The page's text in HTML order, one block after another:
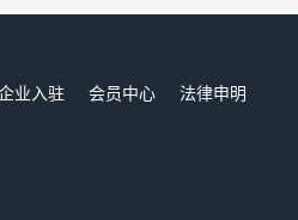
业入驻 会员中心
法律申明